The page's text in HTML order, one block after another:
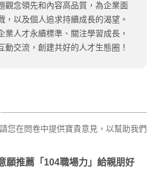
觀念領先和內容高品質，為企業面
，以及個人追求持續成長的渴望。
業人才永續標準、關注學習成長，
動交流，創建共好的人才生態圈！
您在問卷中提供寶貴意見，以幫助我們
願推薦「104職場力」給親朋好